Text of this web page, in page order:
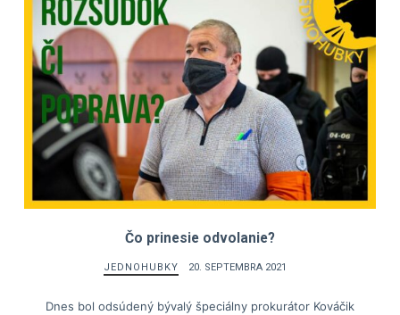
Čo prinesie odvolanie?
JEDNOHUBKY 20. SEPTEMBRA 2021
Dnes bol odsúdený bývalý špeciálny prokurátor Kováčik